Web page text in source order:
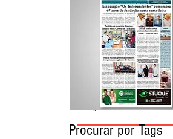
Edição da Semana
Procurar por Tags